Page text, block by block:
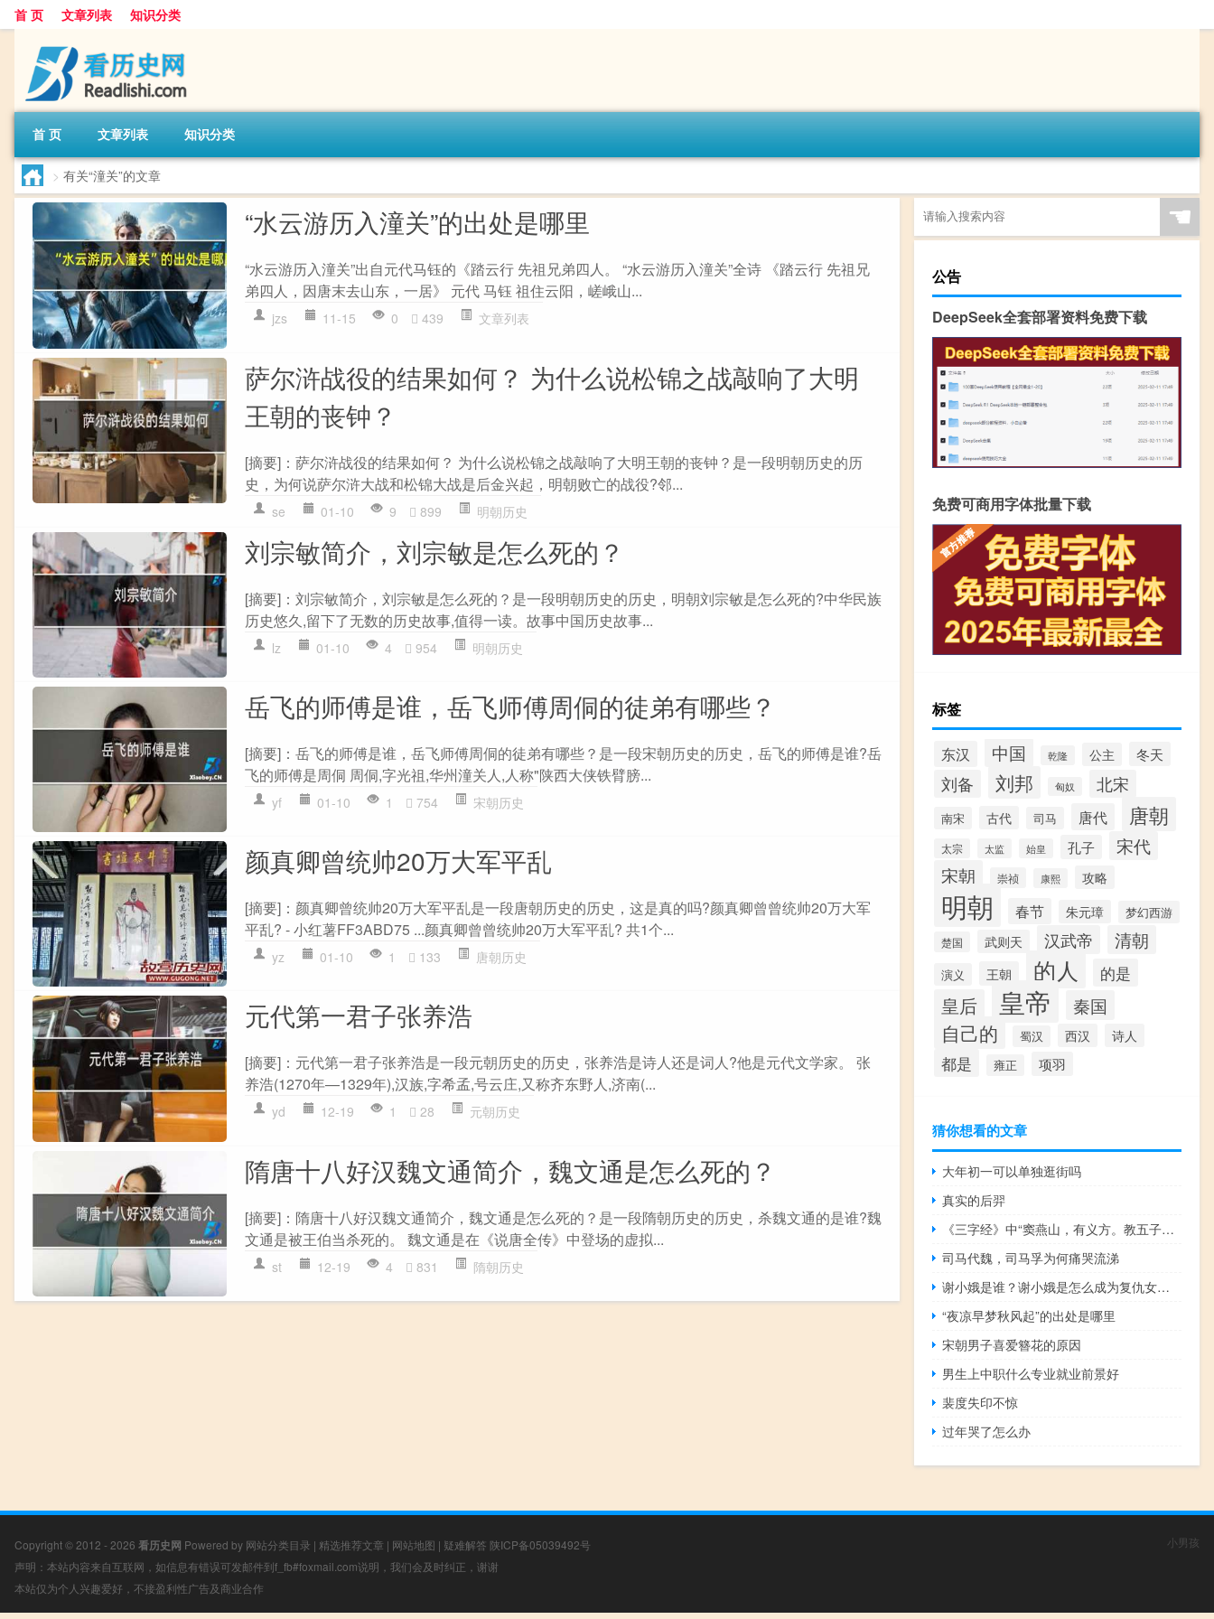
首 页 文章列表 知识分类
首 页 文章列表 知识分类
> 有关“潼关”的文章
“水云游历入潼关”的出处是哪里
“水云游历入潼关”出自元代马钰的《踏云行 先祖兄弟四人。 “水云游历入潼关”全诗 《踏云行 先祖兄
弟四人，因唐末去山东，一居》 元代 马钰 祖住云阳，嵯峨山...
jzs 11-15 0 439 文章列表
萨尔浒战役的结果如何？ 为什么说松锦之战敲响了大明
王朝的丧钟？
[摘要]：萨尔浒战役的结果如何？ 为什么说松锦之战敲响了大明王朝的丧钟？是一段明朝历史的历
史，为何说萨尔浒大战和松锦大战是后金兴起，明朝败亡的战役?邻...
se 01-10 9 899 明朝历史
刘宗敏简介，刘宗敏是怎么死的？
[摘要]：刘宗敏简介，刘宗敏是怎么死的？是一段明朝历史的历史，明朝刘宗敏是怎么死的?中华民族
历史悠久,留下了无数的历史故事,值得一读。故事中国历史故事...
lz 01-10 4 954 明朝历史
岳飞的师傅是谁，岳飞师傅周侗的徒弟有哪些？
[摘要]：岳飞的师傅是谁，岳飞师傅周侗的徒弟有哪些？是一段宋朝历史的历史，岳飞的师傅是谁?岳
飞的师傅是周侗 周侗,字光祖,华州潼关人,人称"陕西大侠铁臂膀...
yf 01-10 1 754 宋朝历史
颜真卿曾统帅20万大军平乱
[摘要]：颜真卿曾统帅20万大军平乱是一段唐朝历史的历史，这是真的吗?颜真卿曾曾统帅20万大军
平乱? - 小红薯FF3ABD75 ...颜真卿曾曾统帅20万大军平乱? 共1个...
yz 01-10 1 133 唐朝历史
元代第一君子张养浩
[摘要]：元代第一君子张养浩是一段元朝历史的历史，张养浩是诗人还是词人?他是元代文学家。 张
养浩(1270年—1329年),汉族,字希孟,号云庄,又称齐东野人,济南(...
yd 12-19 1 28 元朝历史
隋唐十八好汉魏文通简介，魏文通是怎么死的？
[摘要]：隋唐十八好汉魏文通简介，魏文通是怎么死的？是一段隋朝历史的历史，杀魏文通的是谁?魏
文通是被王伯当杀死的。 魏文通是在《说唐全传》中登场的虚拟...
st 12-19 4 831 隋朝历史
☚
公告
DeepSeek全套部署资料免费下载
免费可商用字体批量下载
标签
东汉 中国 乾隆 公主 冬天
刘备 刘邦 匈奴 北宋
南宋 古代 司马 唐代 唐朝
太宗 太监 始皇 孔子 宋代
宋朝 崇祯 康熙 攻略
明朝 春节 朱元璋 梦幻西游
楚国 武则天 汉武帝 清朝
演义 王朝 的人 的是
皇后 皇帝 秦国
自己的 蜀汉 西汉 诗人
都是 雍正 项羽
猜你想看的文章
大年初一可以单独逛街吗
真实的后羿
《三字经》中“窦燕山，有义方。教五子，名俱扬”
司马代魏，司马孚为何痛哭流涕
谢小娥是谁？谢小娥是怎么成为复仇女神的？
“夜凉早梦秋风起”的出处是哪里
宋朝男子喜爱簪花的原因
男生上中职什么专业就业前景好
裴度失印不惊
过年哭了怎么办
Copyright © 2012 - 2026 看历史网 Powered by 网站分类目录 | 精选推荐文章 | 网站地图 | 疑难解答 陕ICP备05039492号
声明：本站内容来自互联网，如信息有错误可发邮件到f_fb#foxmail.com说明，我们会及时纠正，谢谢
本站仅为个人兴趣爱好，不接盈利性广告及商业合作
小男孩